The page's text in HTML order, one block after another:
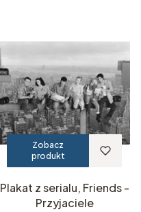
Zobacz
produkt
Plakat z serialu, Friends -
Przyjaciele